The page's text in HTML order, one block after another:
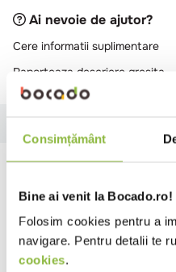
Consimțământ
Bine ai venit la Bocado.ro!
Folosim cookies pentru a
navigare. Pentru detalii te
cookies.
Ai nevoie de ajutor?
Cere informatii suplimentare
Raporteaza descriere gresita
Tip produs
Utilizare detergent